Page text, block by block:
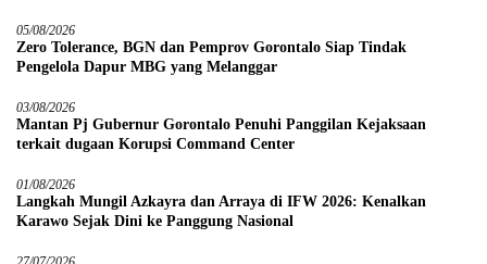
05/08/2026
Zero Tolerance, BGN dan Pemprov Gorontalo Siap Tindak
Pengelola Dapur MBG yang Melanggar
03/08/2026
Mantan Pj Gubernur Gorontalo Penuhi Panggilan Kejaksaan
terkait dugaan Korupsi Command Center
01/08/2026
Langkah Mungil Azkayra dan Arraya di IFW 2026: Kenalkan
Karawo Sejak Dini ke Panggung Nasional